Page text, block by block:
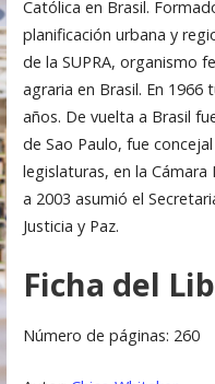
Católica en Brasil.
planificación urbana y
de la SUPRA, organismo
agraria en Brasil. En 1966
años. De vuelta a Brasil
de Sao Paulo, fue
legislaturas, en la Cámara
a 2003 asumió el
Justicia y Paz.
Ficha del
Número de páginas: 260